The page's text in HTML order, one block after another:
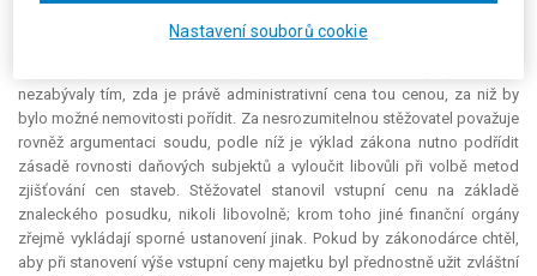
který by měl vycházet z tržní ceny, nikoliv na základě zvláštního předpisu:
nezabývaly tím, zda je právě administrativní cena tou cenou, za niž by
bylo možné nemovitosti pořídit. Za nesrozumitelnou stěžovatel považuje
rovněž argumentaci soudu, podle níž je výklad zákona nutno podřídit
zásadě rovnosti daňových subjektů a vyloučit libovůli při volbě metod
zjišťování cen staveb. Stěžovatel stanovil vstupní cenu na základě
znaleckého posudku, nikoli libovolně; krom toho jiné finanční orgány
zřejmě vykládají sporné ustanovení jinak. Pokud by zákonodárce chtěl,
aby při stanovení výše vstupní ceny majetku byl přednostně užit zvláštní
Nastavení souborů cookie